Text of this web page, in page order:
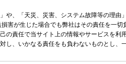
や、「天災、災害、システム故障等の理
害が生じた場合でも弊社はその責任を一切
の責任で当サイト上の情報やサービスを
し、いかなる責任をも負わないものとし、